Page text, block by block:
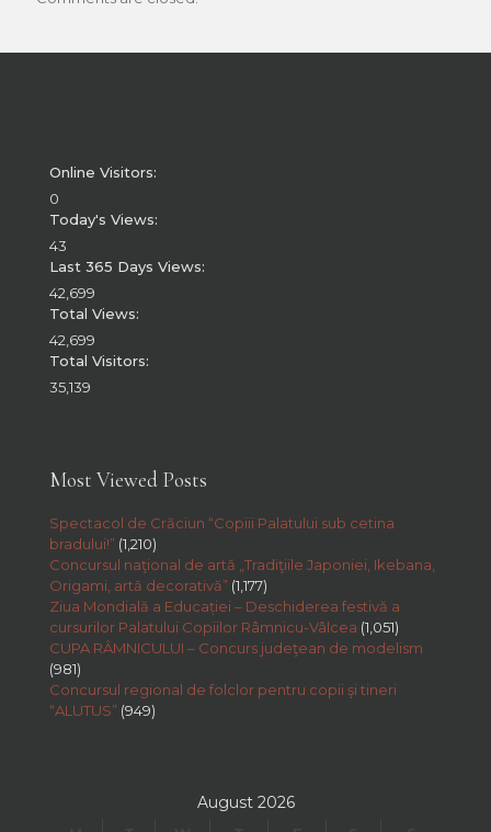
Online Visitors:
0
Today's Views:
43
Last 365 Days Views:
42,699
Total Views:
42,699
Total Visitors:
35,139
Most Viewed Posts
Spectacol de Crăciun “Copiii Palatului sub cetina
bradului!” (1,210)
Concursul naţional de artă „Tradiţiile Japoniei, Ikebana,
Origami, artă decorativă” (1,177)
Ziua Mondială a Educației – Deschiderea festivă a
cursurilor Palatului Copiilor Râmnicu-Vâlcea (1,051)
CUPA RÂMNICULUI – Concurs judeţean de modelism
(981)
Concursul regional de folclor pentru copii şi tineri
“ALUTUS” (949)
August 2026